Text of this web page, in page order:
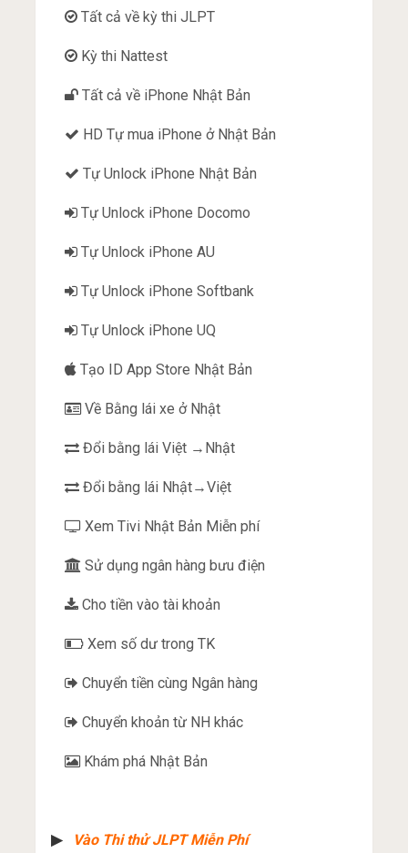
Tất cả về kỳ thi JLPT
Kỳ thi Nattest
Tất cả về iPhone Nhật Bản
HD Tự mua iPhone ở Nhật Bản
Tự Unlock iPhone Nhật Bản
Tự Unlock iPhone Docomo
Tự Unlock iPhone AU
Tự Unlock iPhone Softbank
Tự Unlock iPhone UQ
Tạo ID App Store Nhật Bản
Về Bằng lái xe ở Nhật
Đổi bằng lái Việt →Nhật
Đổi bằng lái Nhật→Việt
Xem Tivi Nhật Bản Miễn phí
Sử dụng ngân hàng bưu điện
Cho tiền vào tài khoản
Xem số dư trong TK
Chuyển tiền cùng Ngân hàng
Chuyển khoản từ NH khác
Khám phá Nhật Bản
▶︎ Vào Thi thử JLPT Miễn Phí